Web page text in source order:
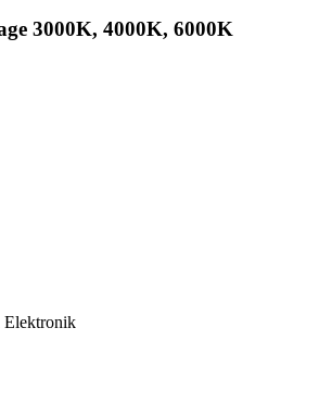
3000K, 4000K, 6000K
Elektronik